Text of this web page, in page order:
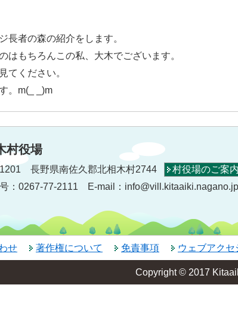
長者の森の紹介をします。
はもちろんこの私、大木でございます。
てください。
。m(_ _)m
村役場
長野県南佐久郡北相木村2744
村役場のご案内
：0267-77-2111 E-mail：info@vill.kitaaiki.nagano.jp
せ 著作権について 免責事項 ウェブアクセ
Copyright © 2017